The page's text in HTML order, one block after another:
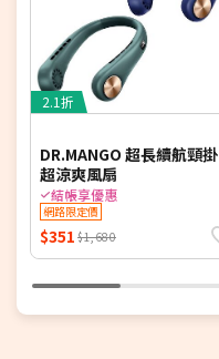
2.1折
DR.MANGO 超長續航頸掛
超涼爽風扇
結帳享優惠
網路限定價
$351 $1,680